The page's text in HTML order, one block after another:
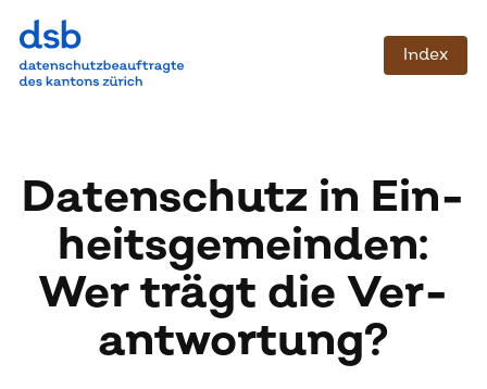
Index
Da­ten­schutz in Ein­
heits­ge­mein­den:
Wer trägt die Ver­
ant­wor­tung?